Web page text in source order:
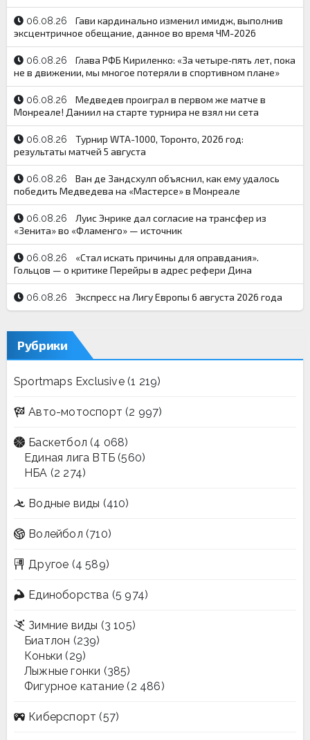
06.08.26
Гави кардинально изменил имидж, выполнив
эксцентричное обещание, данное во время ЧМ-2026
06.08.26
Глава РФБ Кириленко: «За четыре‑пять лет, пока
не в движении, мы многое потеряли в спортивном плане»
06.08.26
Медведев проиграл в первом же матче в
Монреале! Даниил на старте турнира не взял ни сета
06.08.26
Турнир WTA-1000, Торонто, 2026 год:
результаты матчей 5 августа
06.08.26
Ван де Зандсхулп объяснил, как ему удалось
победить Медведева на «Мастерсе» в Монреале
06.08.26
Луис Энрике дал согласие на трансфер из
«Зенита» во «Фламенго» — источник
06.08.26
«Стал искать причины для оправдания».
Гольцов — о критике Перейры в адрес рефери Дина
06.08.26 Экспресс на Лигу Европы 6 августа 2026 года
Рубрики
Sportmaps Exclusive(1 219)
Авто-мотоспорт (2 997)
Баскетбол (4 068)
Единая лига ВТБ (560)
НБА (2 274)
Водные виды (410)
Волейбол (710)
Другое (4 589)
Единоборства (5 974)
Зимние виды (3 105)
Биатлон (239)
Коньки (29)
Лыжные гонки (385)
Фигурное катание (2 486)
Киберспорт (57)